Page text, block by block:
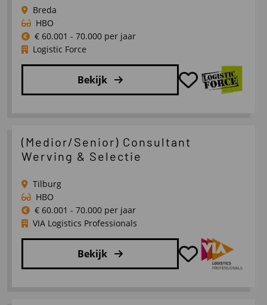
Logistiek/Supply
Chain
Management
Breda
HBO
€ 60.001 - 70.000 per jaar
Logistic Force
Bekijk
over
Vestigingsmanager
Breda,
Roosendaal
(Medior/Senior) Consultant
Werving & Selectie
Tilburg
HBO
€ 60.001 - 70.000 per jaar
VIA Logistics Professionals
Bekijk